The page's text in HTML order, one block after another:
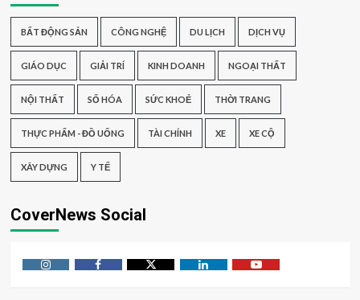
BẤT ĐỘNG SẢN CÔNG NGHỆ DU LỊCH DỊCH VỤ
GIÁO DỤC GIẢI TRÍ KINH DOANH NGOẠI THẤT
NỘI THẤT SỐ HÓA SỨC KHOẺ THỜI TRANG
THỰC PHẨM - ĐỒ UỐNG TÀI CHÍNH XE XE CỘ
XÂY DỰNG Y TẾ
CoverNews Social